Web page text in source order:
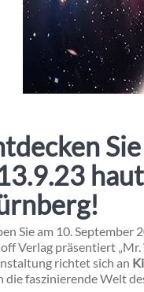
Sie am 10. September
Verlag präsentiert
richtet sich an
die faszinierende Welt